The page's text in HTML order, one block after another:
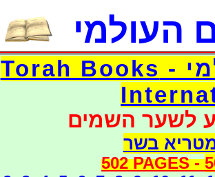
העולמי
דפי אוצר הספרים העולמי - Torah Books
לשער השמים
בשר
502 PAGES -